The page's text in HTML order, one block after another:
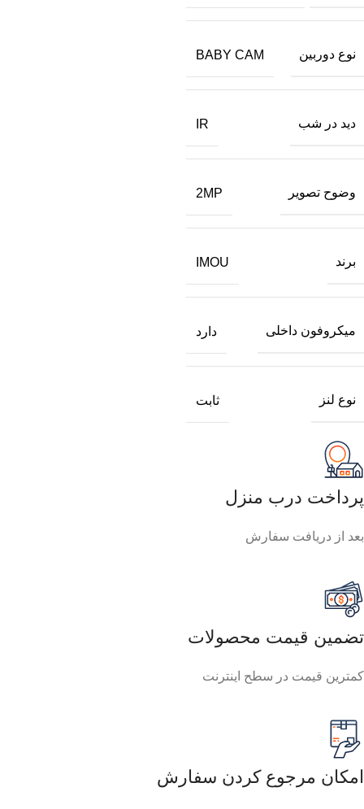
نوع دوربین BABY CAM
دید در شب IR
وضوح تصویر 2MP
برند IMOU
میکروفون داخلی دارد
نوع لنز ثابت
پرداخت درب منزل
بعد از دریافت سفارش
تضمین قیمت محصولات
کمترین قیمت در سطح اینترنت
امکان مرجوع کردن سفارش